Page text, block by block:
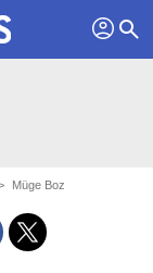
profil search
Müge Boz